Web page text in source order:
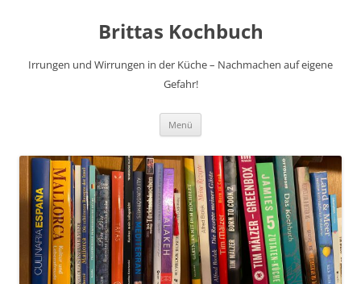
Brittas Kochbuch
Irrungen und Wirrungen in der Küche – Nachmachen auf eigene
Gefahr!
Menü